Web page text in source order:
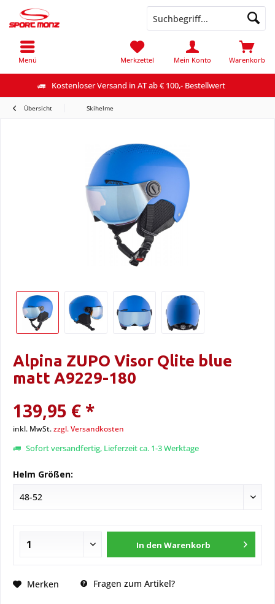
Kostenloser Versand in AT ab € 100,- Bestellwert
Menü Warenkorb
Merkzettel Mein Konto
Übersicht Skihelme
Alpina ZUPO Visor Qlite blue
matt A9229-180
139,95 € *
inkl. MwSt.zzgl. Versandkosten
Sofort versandfertig, Lieferzeit ca. 1-3 Werktage
Helm Größen:
In den Warenkorb
Merken Fragen zum Artikel?